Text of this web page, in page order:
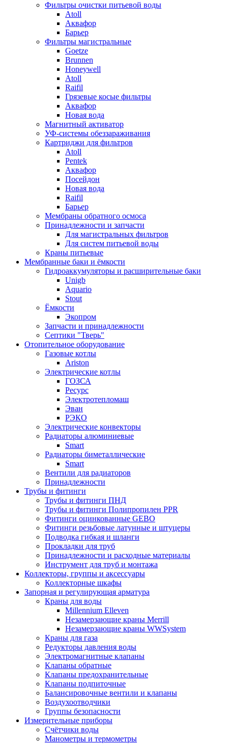
Фильтры очистки питьевой воды
Atoll
Аквафор
Барьер
Фильтры магистральные
Goetze
Brunnen
Honeywell
Atoll
Raifil
Грязевые косые фильтры
Аквафор
Новая вода
Магнитный активатор
УФ-системы обеззараживания
Картриджи для фильтров
Atoll
Pentek
Аквафор
Посейдон
Новая вода
Raifil
Барьер
Мембраны обратного осмоса
Принадлежности и запчасти
Для магистральных фильтров
Для систем питьевой воды
Краны питьевые
Мембранные баки и ёмкости
Гидроаккумуляторы и расширительные баки
Unigb
Aquario
Stout
Ёмкости
Экопром
Запчасти и принадлежности
Септики "Тверь"
Отопительное оборудование
Газовые котлы
Ariston
Электрические котлы
ГОЗСА
Ресурс
Электротепломаш
Эван
РЭКО
Электрические конвекторы
Радиаторы алюминиевые
Smart
Радиаторы биметаллические
Smart
Вентили для радиаторов
Принадлежности
Трубы и фитинги
Трубы и фитинги ПНД
Трубы и фитинги Полипропилен PPR
Фитинги оцинкованные GEBO
Фитинги резьбовые латунные и штуцеры
Подводка гибкая и шланги
Прокладки для труб
Принадлежности и расходные материалы
Инструмент для труб и монтажа
Коллекторы, группы и аксессуары
Коллекторные шкафы
Запорная и регулирующая арматура
Краны для воды
Millennium Elleven
Незамерзающие краны Merrill
Незамерзающие краны WWSystem
Краны для газа
Редукторы давления воды
Электромагнитные клапаны
Клапаны обратные
Клапаны предохранительные
Клапаны подпиточные
Балансировочные вентили и клапаны
Воздухоотводчики
Группы безопасности
Измерительные приборы
Счётчики воды
Манометры и термометры